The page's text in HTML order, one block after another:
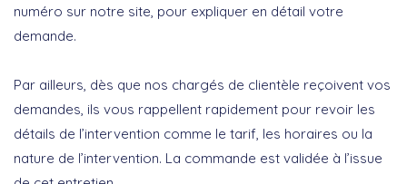
numéro sur notre site, pour expliquer en détail votre
demande.
Par ailleurs, dès que nos chargés de clientèle reçoivent vos
demandes, ils vous rappellent rapidement pour revoir les
détails de l’intervention comme le tarif, les horaires ou la
nature de l’intervention. La commande est validée à l’issue